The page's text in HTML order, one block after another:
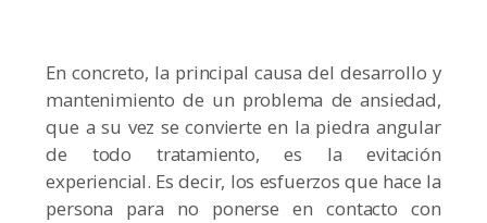
En concreto, la principal causa del desarrollo y
mantenimiento de un problema de ansiedad,
que a su vez se convierte en la piedra angular
de todo tratamiento, es la evitación
experiencial. Es decir, los esfuerzos que hace la
persona para no ponerse en contacto con